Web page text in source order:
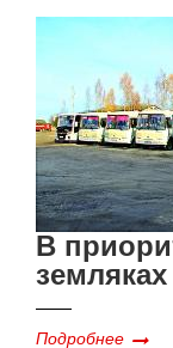
В
земляках
Подробнее